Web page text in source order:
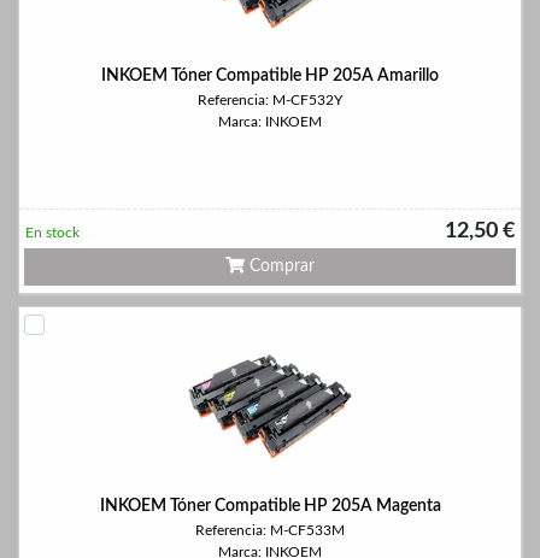
INKOEM Tóner Compatible HP 205A Amarillo
Referencia: M-CF532Y
Marca: INKOEM
12,50 €
En stock
Comprar
INKOEM Tóner Compatible HP 205A Magenta
Referencia: M-CF533M
Marca: INKOEM